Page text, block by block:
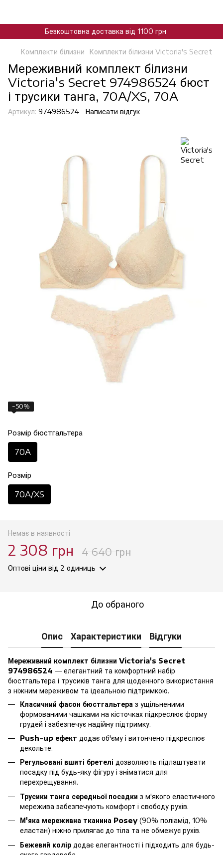
Безкоштовна доставка від 1100 грн
Комплекти білизни Комплекти білизни Victoria's Secret
Мереживний комплект білизни
Victoria's Secret 974986524 бюст
і трусики танга, 70A/XS, 70A
Артикул: 974986524 Написати відгук
−50%
Розмір бюстгальтера
70A
Розмір
70A/XS
Немає в наявності
2 308 грн 4 640 грн
Оптові ціни від 2 одиниць
До обраного
Опис Характеристики Відгуки
Мереживний комплект білизни Victoria's Secret
974986524 — елегантний та комфортний набір
бюстгальтера і трусиків танга для щоденного використання
з ніжним мереживом та ідеальною підтримкою.
Класичний фасон бюстгальтера з ущільненими
формованими чашками на кісточках підкреслює форму
грудей і забезпечує надійну підтримку.
Push-up ефект додає об'єму і витончено підкреслює
декольте.
Регульовані вшиті бретелі дозволяють підлаштувати
посадку під будь-яку фігуру і зніматися для
перехрещування.
Трусики танга середньої посадки з м'якого еластичного
мережива забезпечують комфорт і свободу рухів.
М'яка мереживна тканина Posey(90% поліамід, 10%
еластан) ніжно прилягає до тіла та не обмежує рухів.
Бежевий колір додає елегантності і підходить для будь-